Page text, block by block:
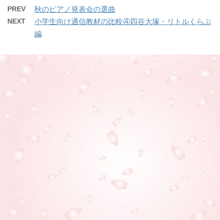
PREV 秋のピアノ発表会の選曲
NEXT
小学生向け通信教材の比較④四谷大塚・リトルくらぶ
編